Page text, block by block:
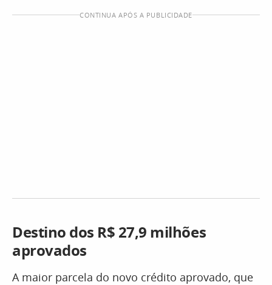
CONTINUA APÓS A PUBLICIDADE
Destino dos R$ 27,9 milhões
aprovados
A maior parcela do novo crédito aprovado, que